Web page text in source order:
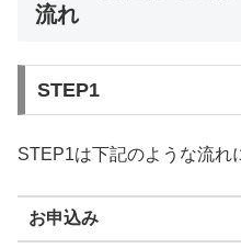
流れ
STEP1
STEP1は下記のような流れ
お申込み